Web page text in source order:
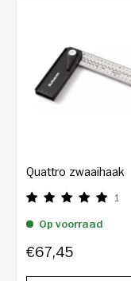
Quattro zwaaihaak
1
Op voorraad
€67,45